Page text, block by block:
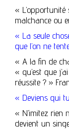
« L’opportunité
malchance ou
« La seule
que l’on ne
« A la fin de
« qu’est que
réussite ? »
« Deviens qui
« N’imitez rien
devient un